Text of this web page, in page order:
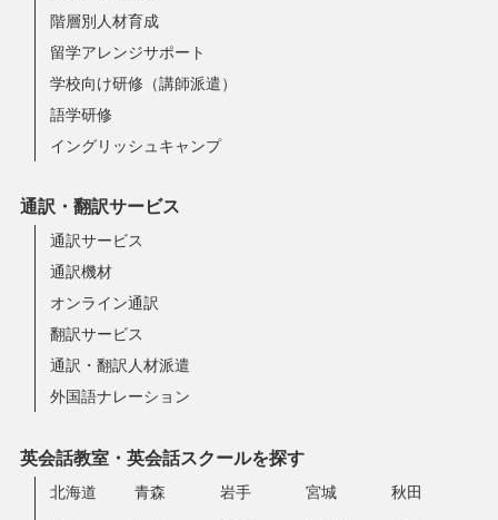
階層別人材育成
留学アレンジサポート
学校向け研修（講師派遣）
語学研修
イングリッシュキャンプ
通訳・翻訳サービス
通訳サービス
通訳機材
オンライン通訳
翻訳サービス
通訳・翻訳人材派遣
外国語ナレーション
英会話教室・英会話スクールを探す
北海道 青森 岩手 宮城 秋田